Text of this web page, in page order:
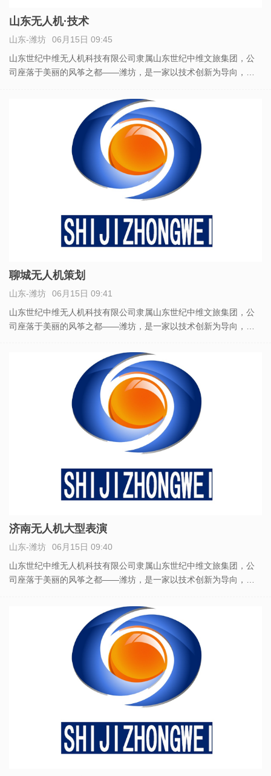
山东无人机·技术
山东-潍坊
06月15日 09:45
山东世纪中维无人机科技有限公司隶属山东世纪中维文旅集团，公
司座落于美丽的风筝之都——潍坊，是一家以技术创新为导向，拥
无人机检测、无人机编队、无人机技术培训和无人机方案策划及技
聊城无人机策划
山东-潍坊
06月15日 09:41
山东世纪中维无人机科技有限公司隶属山东世纪中维文旅集团，公
司座落于美丽的风筝之都——潍坊，是一家以技术创新为导向，拥
无人机检测、无人机编队、无人机技术培训和无人机方案策划及技
济南无人机大型表演
山东-潍坊
06月15日 09:40
山东世纪中维无人机科技有限公司隶属山东世纪中维文旅集团，公
司座落于美丽的风筝之都——潍坊，是一家以技术创新为导向，拥
无人机检测、无人机编队、无人机技术培训和无人机方案策划及技